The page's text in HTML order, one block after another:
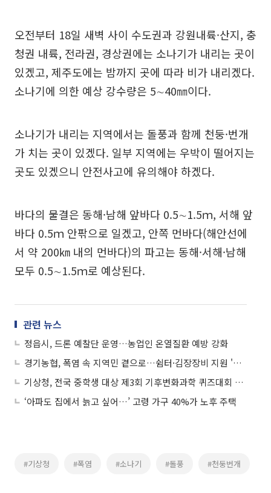
오전부터 18일 새벽 사이 수도권과 강원내륙·산지, 충
청권 내륙, 전라권, 경상권에는 소나기가 내리는 곳이
있겠고, 제주도에는 밤까지 곳에 따라 비가 내리겠다.
소나기에 의한 예상 강수량은 5∼40㎜이다.
소나기가 내리는 지역에서는 돌풍과 함께 천둥·번개
가 치는 곳이 있겠다. 일부 지역에는 우박이 떨어지는
곳도 있겠으니 안전사고에 유의해야 하겠다.
바다의 물결은 동해·남해 앞바다 0.5∼1.5ｍ, 서해 앞
바다 0.5ｍ 안팎으로 일겠고, 안쪽 먼바다(해안선에
서 약 200㎞ 내의 먼바다)의 파고는 동해·서해·남해
모두 0.5∼1.5ｍ로 예상된다.
관련 뉴스
정읍시, 드론 예찰단 운영…농업인 온열질환 예방 강화
경기농협, 폭염 속 지역민 곁으로…쉼터·김장장비 지원 '이중 온기'
기상청, 전국 중학생 대상 제3회 기후변화과학 퀴즈대회 개최
‘아파도 집에서 늙고 싶어…’ 고령 가구 40%가 노후 주택
#기상청 #폭염 #소나기 #돌풍 #천둥번개